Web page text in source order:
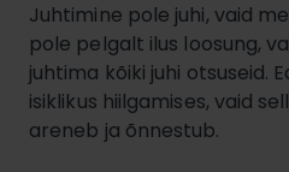
Juhtimine pole juhi, vaid
pole pelgalt ilus loosung,
juhtima kõiki juhi otsuseid.
isiklikus hiilgamises, vaid
areneb ja õnnestub.